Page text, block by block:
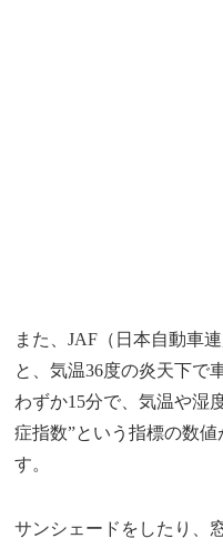
また、JAF（日本自動車
と、気温36度の炎天下で
わずか15分で、気温や湿
症指数”という指標の数
す。
サンシェードをしたり、